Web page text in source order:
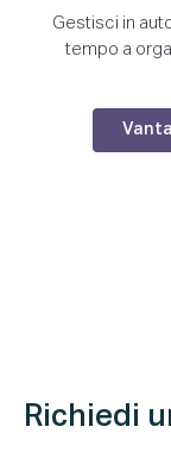
Gestisci in
tempo a
Richiedi